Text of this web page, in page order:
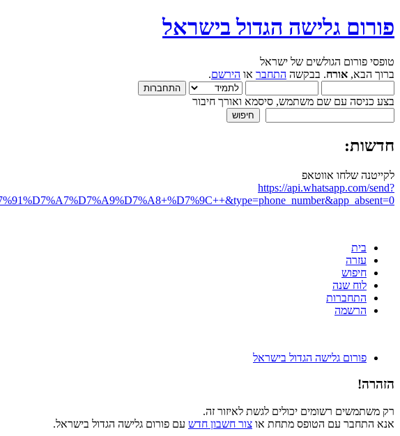
פורום גלישה הגדול בישראל
טופסי פורום הגולשים של ישראל
ברוך הבא, אורח. בבקשה התחבר או הירשם.
בצע כניסה עם שם משתמש, סיסמא ואורך חיבור
חדשות:
לקייטנה שלחו אווטאפ
https://api.whatsapp.com/send?
בית
עזרה
חיפוש
לוח שנה
התחברות
הרשמה
פורום גלישה הגדול בישראל
הזהרה!
רק משתמשים רשומים יכולים לגשת לאיזור זה.
אנא התחבר עם הטופס מתחת או צור חשבון חדש עם פורום גלישה הגדול בישראל.